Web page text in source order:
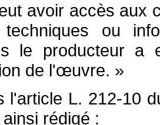
avoir accès aux
techniques ou
le producteur a
de l'œuvre. »
l'article L. 212-10
rédigé :